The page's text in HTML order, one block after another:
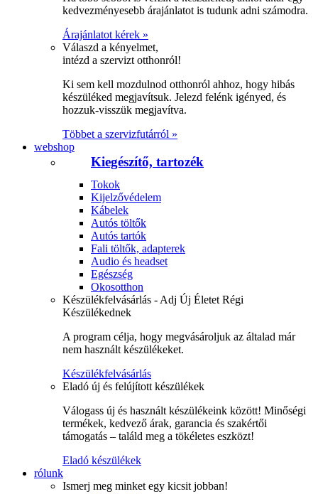
kedvezményesebb árajánlatot is tudunk adni számodra.
Árajánlatot kérek »
Válaszd a kényelmet,
intézd a szervizt otthonról!
Ki sem kell mozdulnod otthonról ahhoz, hogy hibás
készüléked megjavítsuk. Jelezd felénk igényed, és
hozzuk-visszük megjavítva.
Többet a szervizfutárról »
webshop
Kiegészítő, tartozék
Tokok
Kijelzővédelem
Kábelek
Autós töltők
Autós tartók
Fali töltők, adapterek
Audio és headset
Egészség
Okosotthon
Készülékfelvásárlás - Adj Új Életet Régi
Készülékednek
A program célja, hogy megvásároljuk az általad már
nem használt készülékeket.
Készülékfelvásárlás
Eladó új és felújított készülékek
Válogass új és használt készülékeink között! Minőségi
termékek, kedvező árak, garancia és szakértői
támogatás – találd meg a tökéletes eszközt!
Eladó készülékek
rólunk
Ismerj meg minket egy kicsit jobban!